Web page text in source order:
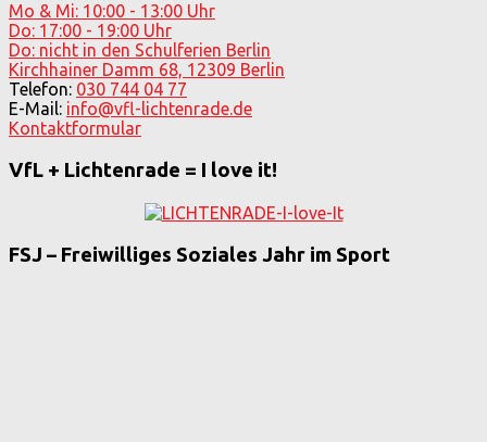
Mo & Mi: 10:00 - 13:00 Uhr
Do: 17:00 - 19:00 Uhr
Do: nicht in den Schulferien Berlin
Kirchhainer Damm 68, 12309 Berlin
Telefon: 030 744 04 77
E-Mail: info@vfl-lichtenrade.de
Kontaktformular
VfL + Lichtenrade = I love it!
FSJ – Freiwilliges Soziales Jahr im Sport